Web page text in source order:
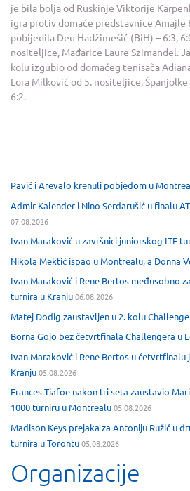
je bila bolja od Ruskinje Viktorije
igra protiv domaće predstavnice Amajle
pobijedila Deu Hadžimešić (BiH) – 6:3,
nositeljice, Mađarice Laure Szimandel.
kolu izgubio od domaćeg tenisača
Lora Milković od 5. nositeljice,
6:2.
Pavić i Arevalo krenuli pobjedom u
Admir Kalender i Nino Serdarušić u finalu
07.08.2026
Ivan Maraković u završnici juniorskog ITF
Nikola Mektić ispao u Montrealu, a Donna
Ivan Maraković i Rene Bertos međusobno
turnira u Kranju06.08.2026
Matej Dodig zaustavljen u 2. kolu
Borna Gojo bez četvrtfinala Challengera u
Ivan Maraković i Rene Bertos u četvrtfinalu
Kranju05.08.2026
Frances Tiafoe nakon tri seta zaustavio
1000 turniru u Montrealu05.08.2026
Madison Keys prejaka za Antoniju Ružić u
turnira u Torontu05.08.2026
Organizacije